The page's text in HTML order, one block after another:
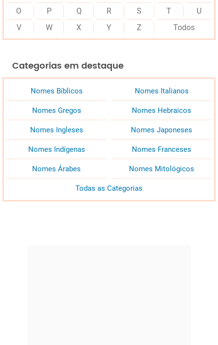
O
P Q R S T
U
V
W X Y Z Todos
Categorias em destaque
Nomes Bíblicos Nomes Italianos
Nomes Gregos Nomes Hebraicos
Nomes Ingleses Nomes Japoneses
Nomes Indígenas Nomes Franceses
Nomes Árabes Nomes Mitológicos
Todas as Categorias